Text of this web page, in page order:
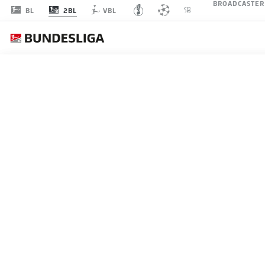
BL 2BL VBL
BROADCASTER
BEIM